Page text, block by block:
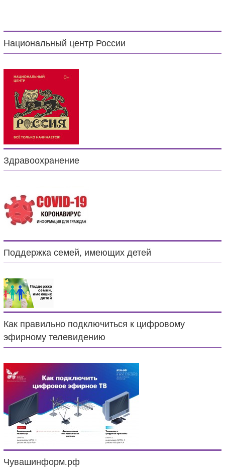
Национальный центр России
Здравоохранение
Поддержка семей, имеющих детей
Как правильно подключиться к цифровому
эфирному телевидению
Чувашинформ.рф